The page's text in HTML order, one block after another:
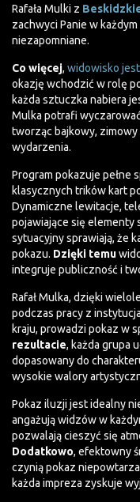
Rafała Mulki z
zachwyci Panie w
niezapomniane.
Co więcej, widowisko
okazję wchodzić w rolę
każda sztuczka nabiera
Mulka potrafi
tworząc bajkowy,
wydarzenia.
Program pokazuje pełne
klasycznych trików kart
Dynamiczne lewitacje,
pojawiające się elementy
sytuacyjny sprawiają, że
pokazu. Dzięki temu
integruje publiczność i
Rafał Mulka, dzięki
podczas pracy z
kraju, prowadzi pokaz w
rezultacie, każda grupa
dopasowany do
wysokie walory
Pokaz iluzji jest idealny
angażują widzów w
pozwalają cieszyć się
Dodatkowo, efektowny
czynią pokaz
każda impreza zyskuje